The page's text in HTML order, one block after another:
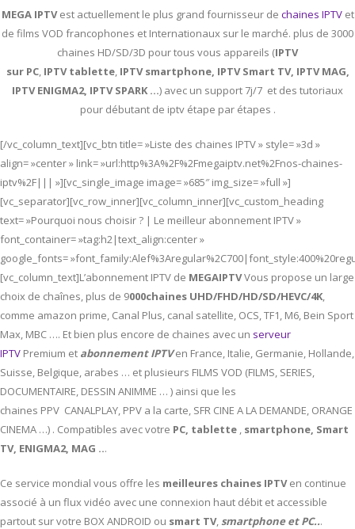
MEGA IPTVest actuellement le plus grand fournisseur de chaines IPTVet
de films VOD francophones et Internationaux sur le marché. plus de 3000
chaines HD/SD/3D pour tous vous appareils (IPTV
sur PC, IPTVtablette, IPTVsmartphone, IPTV Smart TV, IPTV MAG,
IPTV ENIGMA2, IPTV SPARK …) avec un support 7j/7 et des tutoriaux
pour débutant de iptv étape par étapes .
[/vc_column_text][vc_btn title= »Liste des chaines IPTV » style= »3d »
align= »center » link= »url:http%3A%2F%2Fmegaiptv.net%2Fnos-chaines-
iptv%2F||| »][vc_single_image image= »685″ img_size= »full »]
[vc_separator][vc_row_inner][vc_column_inner][vc_custom_heading
text= »Pourquoi nous choisir ? | Le meilleur abonnement IPTV »
font_container= »tag:h2|text_align:center »
google_fonts=
[vc_column_text]L’abonnement IPTV de MEGAIPTVVous propose un large
choix de chaînes, plus de 9000chaines UHD/FHD/HD/SD/HEVC/4K,
comme amazon prime, Canal Plus, canal satellite, OCS, TF1, M6, Bein Sport
Max, MBC …. Et bien plus encore de chaines avec un serveur
IPTV Premium et abonnement IPTVen France, Italie, Germanie, Hollande,
Suisse, Belgique, arabes … et plusieurs FILMS VOD (FILMS, SERIES,
DOCUMENTAIRE, DESSIN ANIMME … ) ainsi que les
chaines PPV CANALPLAY, PPV a la carte, SFR CINE A LA DEMANDE, ORANGE
CINEMA …) . Compatibles avec votre PC, tablette , smartphone, Smart
TV, ENIGMA2, MAG ...
Ce service mondial vous offre les meilleures chaines IPTVen continue
associé à un flux vidéo avec une connexion haut débit et accessible
partout sur votre BOX ANDROID ou smart TV,smartphone et PC...